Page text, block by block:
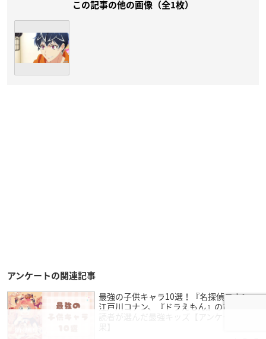
この記事の他の画像（全1枚）
アンケートの関連記事
最強の子供キャラ10選！『名探偵コナン』
江戸川コナン、『ドラえもん』のび太など